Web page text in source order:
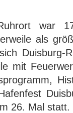
war
als
Duisburg-
mit
26. Mal statt.